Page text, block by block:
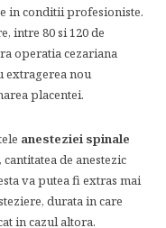
in conditii profesioniste.
intre 80 si 120 de
operatia cezariana
extragerea nou
placentei.
anesteziei spinale
de anestezic
va putea fi extras mai
durata in care
in cazul altora.